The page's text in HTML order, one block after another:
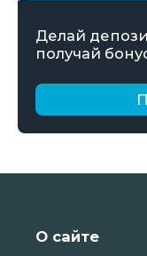
Делай
получай
О сайте